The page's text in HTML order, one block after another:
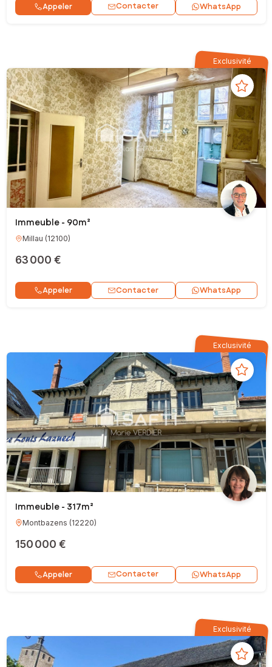
Appeler Contacter WhatsApp
Exclusivité
Immeuble - 90m²
Millau (12100)
63 000 €
Appeler Contacter WhatsApp
Exclusivité
Immeuble - 317m²
Montbazens (12220)
150 000 €
Appeler Contacter WhatsApp
Exclusivité